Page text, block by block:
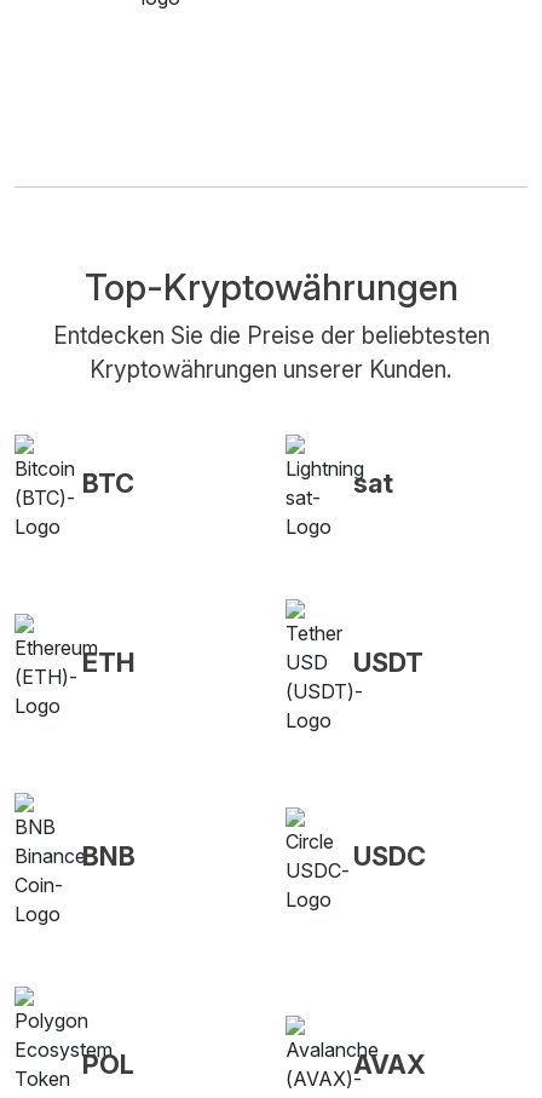
Top-Kryptowährungen
Entdecken Sie die Preise der beliebtesten
Kryptowährungen unserer Kunden.
BTC sat
ETH USDT
BNB USDC
POL AVAX